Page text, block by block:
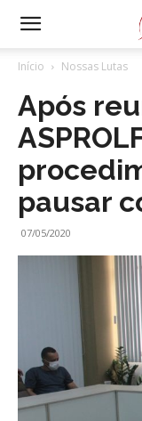
Início Nossas Lutas
Após
pausar
07/05/2020